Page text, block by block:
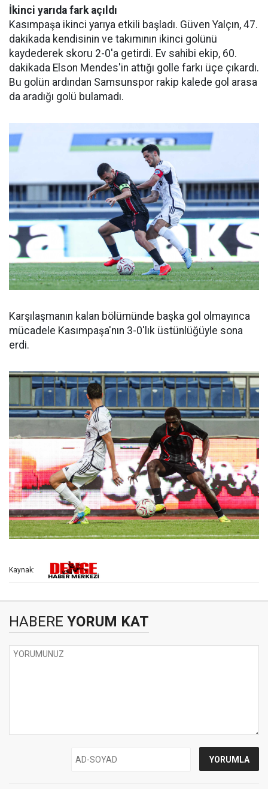
İkinci yarıda fark açıldı
Kasımpaşa ikinci yarıya etkili başladı. Güven Yalçın, 47.
dakikada kendisinin ve takımının ikinci golünü
kaydederek skoru 2-0'a getirdi. Ev sahibi ekip, 60.
dakikada Elson Mendes'in attığı golle farkı üçe çıkardı.
Bu golün ardından Samsunspor rakip kalede gol arasa
da aradığı golü bulamadı.
Karşılaşmanın kalan bölümünde başka gol olmayınca
mücadele Kasımpaşa'nın 3-0'lık üstünlüğüyle sona
erdi.
Kaynak:
HABERE YORUM KAT